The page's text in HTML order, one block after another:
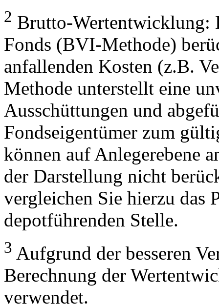
2 Brutto-Wertentwicklung:
Fonds (BVI-Methode)
anfallenden Kosten (z.B.
Methode unterstellt eine
Ausschüttungen und
Fondseigentümer zum
können auf Anlegerebene
der Darstellung nicht
vergleichen Sie hierzu das
depotführenden Stelle.
3 Aufgrund der besseren
Berechnung der
verwendet.